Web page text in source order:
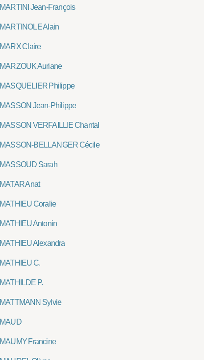
MARTINI Jean-François
MARTINOLE Alain
MARX Claire
MARZOUK Auriane
MASQUELIER Philippe
MASSON Jean-Philippe
MASSON VERFAILLIE Chantal
MASSON-BELLANGER Cécile
MASSOUD Sarah
MATAR Anat
MATHIEU Coralie
MATHIEU Antonin
MATHIEU Alexandra
MATHIEU C.
MATHILDE P.
MATTMANN Sylvie
MAUD
MAUMY Francine